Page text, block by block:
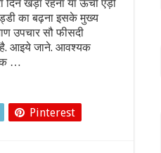
दिन खड़ा रहना या ऊंची एड़ी
का बढ़ना इसके मुख्य
उपचार सौ फीसदी
आइये जाने. आवश्यक
…
Pinterest